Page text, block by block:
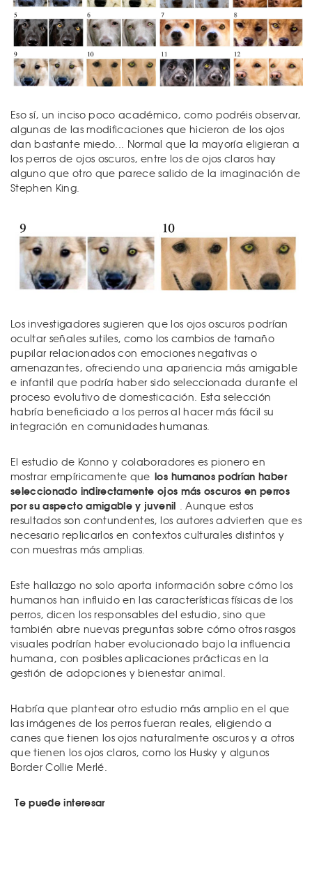
Eso sí, un inciso poco académico, como podréis observar,
algunas de las modificaciones que hicieron de los ojos
dan bastante miedo... Normal que la mayoría eligieran a
los perros de ojos oscuros, entre los de ojos claros hay
alguno que otro que parece salido de la imaginación de
Stephen King.
Los investigadores sugieren que los ojos oscuros podrían
ocultar señales sutiles, como los cambios de tamaño
pupilar relacionados con emociones negativas o
amenazantes, ofreciendo una apariencia más amigable
e infantil que podría haber sido seleccionada durante el
proceso evolutivo de domesticación. Esta selección
habría beneficiado a los perros al hacer más fácil su
integración en comunidades humanas.
El estudio de Konno y colaboradores es pionero en
mostrar empíricamente que los humanos podrían haber
seleccionado indirectamente ojos más oscuros en perros
por su aspecto amigable y juvenil . Aunque estos
resultados son contundentes, los autores advierten que es
necesario replicarlos en contextos culturales distintos y
con muestras más amplias.
Este hallazgo no solo aporta información sobre cómo los
humanos han influido en las características físicas de los
perros, dicen los responsables del estudio, sino que
también abre nuevas preguntas sobre cómo otros rasgos
visuales podrían haber evolucionado bajo la influencia
humana, con posibles aplicaciones prácticas en la
gestión de adopciones y bienestar animal.
Habría que plantear otro estudio más amplio en el que
las imágenes de los perros fueran reales, eligiendo a
canes que tienen los ojos naturalmente oscuros y a otros
que tienen los ojos claros, como los Husky y algunos
Border Collie Merlé.
Te puede interesar